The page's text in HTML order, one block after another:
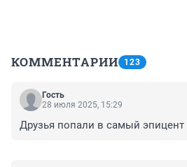
КОММЕНТАРИИ 123
Гость
28 июля 2025, 15:29
Друзья попали в самый эпицент